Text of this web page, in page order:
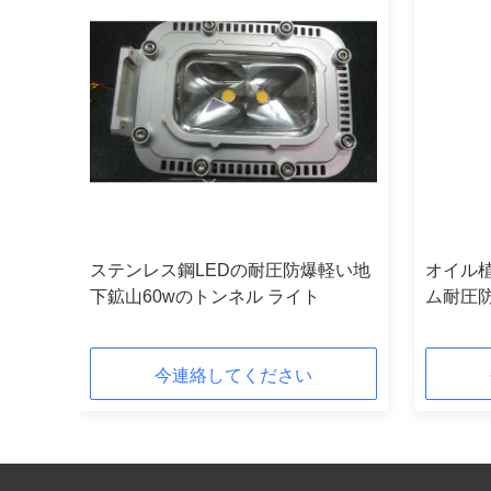
ステンレス鋼LEDの耐圧防爆軽い地
下鉱山60wのトンネル ライト
今連絡してください
オイル
ム耐圧